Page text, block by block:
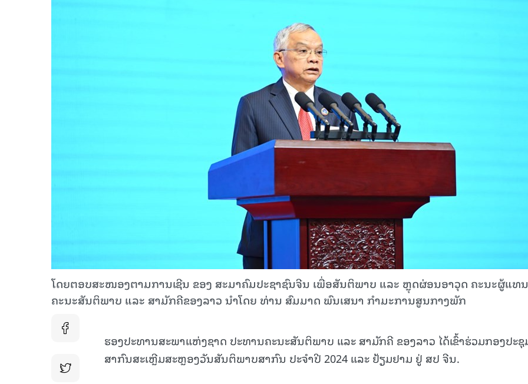
ໂດຍຕອບສະໜອງຕາມການເຊີນ ຂອງ ສະມາຄົມປະຊາຊົນຈີນ ເພື່ອສັນຕິພາບ ແລະ ຫຼຸດຜ່ອນອາວຸດ ຄະນະຜູ້ແທນ
ຄະນະສັນຕິພາບ ແລະ ສາມັກຄີຂອງລາວ ນຳໂດຍ ທ່ານ ສົມມາດ ພົນເສນາ ກຳມະການສູນກາງພັກ
ຮອງປະທານສະພາແຫ່ງຊາດ ປະທານຄະນະສັນຕິພາບ ແລະ ສາມັກຄີ ຂອງລາວ ໄດ້ເຂົ້າຮ່ວມກອງປະຊຸ
ສາກົນສະເຫຼີມສະຫຼອງວັນສັນຕິພາບສາກົນ ປະຈຳປີ 2024 ແລະ ຢ້ຽມຢາມ ຢູ່ ສປ ຈີນ.